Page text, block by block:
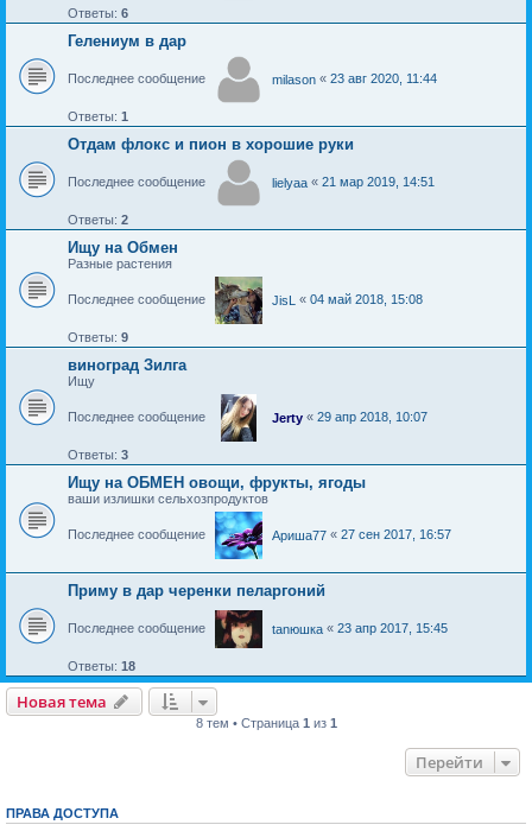
Ответы: 6
Гелениум в дар
Последнее сообщение milason « 23 авг 2020, 11:44
Ответы: 1
Отдам флокс и пион в хорошие руки
Последнее сообщение lielyaa « 21 мар 2019, 14:51
Ответы: 2
Ищу на Обмен
Разные растения
Последнее сообщение JisL « 04 май 2018, 15:08
Ответы: 9
виноград Зилга
Ищу
Последнее сообщение Jerty « 29 апр 2018, 10:07
Ответы: 3
Ищу на ОБМЕН овощи, фрукты, ягоды
ваши излишки сельхозпродуктов
Последнее сообщение Ариша77 « 27 сен 2017, 16:57
Приму в дар черенки пеларгоний
Последнее сообщение tanюшка « 23 апр 2017, 15:45
Ответы: 18
Новая тема
Новаятема
8 тем • Страница 1 из 1
Перейти
ПРАВА ДОСТУПА